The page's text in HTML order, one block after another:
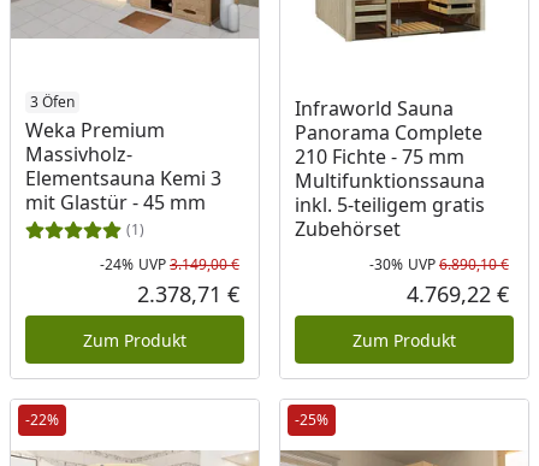
3 Öfen
Weka Premium
Massivholz-
Elementsauna Kemi 3
mit Glastür - 45 mm
(1)
Rabatt in Prozent
-24%
Ursprünglicher Preis
UVP3.149,00 €
Aktueller Preis
2.378,71 €
Zum Produkt
Infraworld Sauna
Panorama Complete
210 Fichte - 75 mm
Multifunktionssauna
inkl. 5-teiligem gratis
Zubehörset
-30% UVP6.890,10 €
4.769,22 €
Zum Produkt
-22% -25%